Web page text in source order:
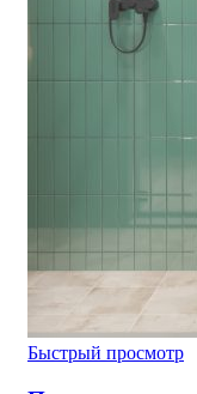
Быстрый просмотр